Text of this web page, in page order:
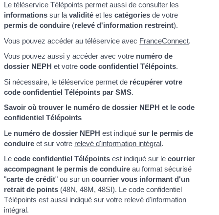
Le téléservice Télépoints permet aussi de consulter les
informations sur lavalidité et lescatégories de votre
permis de conduire (relevé d'information restreint).
Vous pouvez accéder au téléservice avec FranceConnect.
Vous pouvez aussi y accéder avec votre numéro de
dossier NEPH et votrecode confidentiel Télépoints.
Si nécessaire, le téléservice permet de récupérer votre
code confidentiel Télépoints par SMS.
Savoir où trouver le numéro de dossier NEPH et le code
confidentiel Télépoints
Le numéro de dossier NEPH est indiquésur le permis de
conduire et sur votre relevé d'information intégral.
Lecode confidentiel Télépoints est indiqué sur lecourrier
accompagnant le permis de conduire au format sécurisé
"carte de crédit" ou sur uncourrier vous informant d'un
retrait de points (48N, 48M, 48SI). Le code confidentiel
Télépoints est aussi indiqué sur votre relevé d'information
intégral.